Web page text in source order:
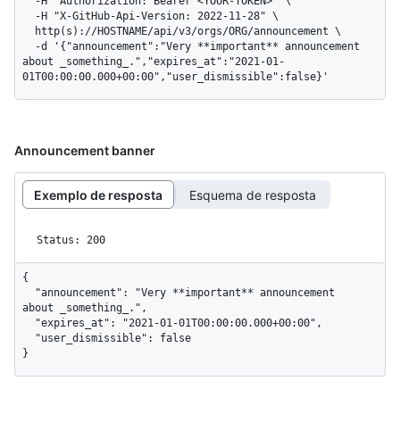
about _something_.","expires_at":"2021-01-
01T00:00:00.000+00:00","user_dismissible":false}'
Announcement banner
Exemplo de resposta Esquema de resposta
Status: 200
{
about _something_.",
}